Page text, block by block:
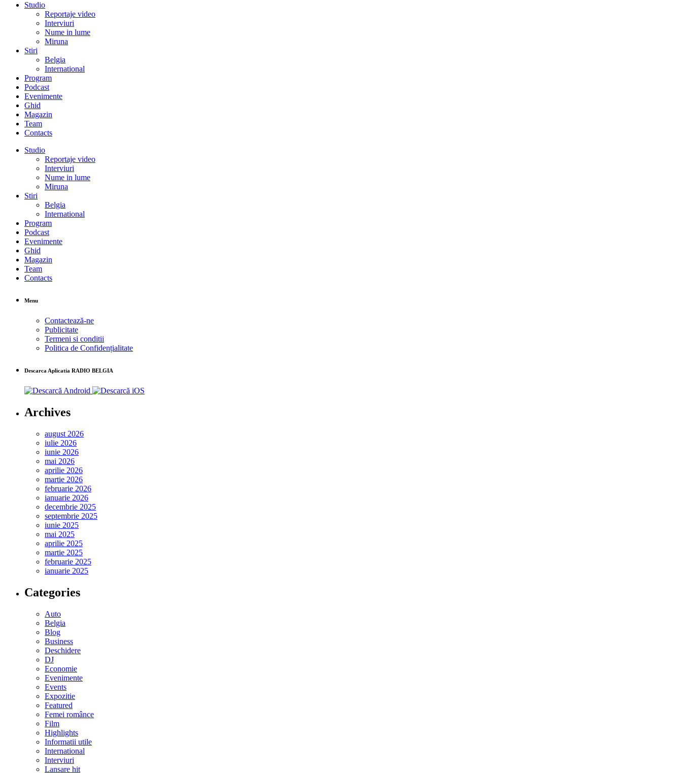
Studio
Reportaje video
Interviuri
Nume in lume
Miruna
Stiri
Belgia
International
Program
Podcast
Evenimente
Ghid
Magazin
Team
Contacts
Studio
Reportaje video
Interviuri
Nume in lume
Miruna
Stiri
Belgia
International
Program
Podcast
Evenimente
Ghid
Magazin
Team
Contacts
Menu
Contactează-ne
Publicitate
Termeni si conditii
Politica de Confidențialitate
Descarca Aplicatia RADIO BELGIA
Archives
august 2026
iulie 2026
iunie 2026
mai 2026
aprilie 2026
martie 2026
februarie 2026
ianuarie 2026
decembrie 2025
septembrie 2025
iunie 2025
mai 2025
aprilie 2025
martie 2025
februarie 2025
ianuarie 2025
Categories
Auto
Belgia
Blog
Business
Deschidere
DJ
Economie
Evenimente
Events
Expozitie
Featured
Femei românce
Film
Highlights
Informatii utile
International
Interviuri
Lansare hit